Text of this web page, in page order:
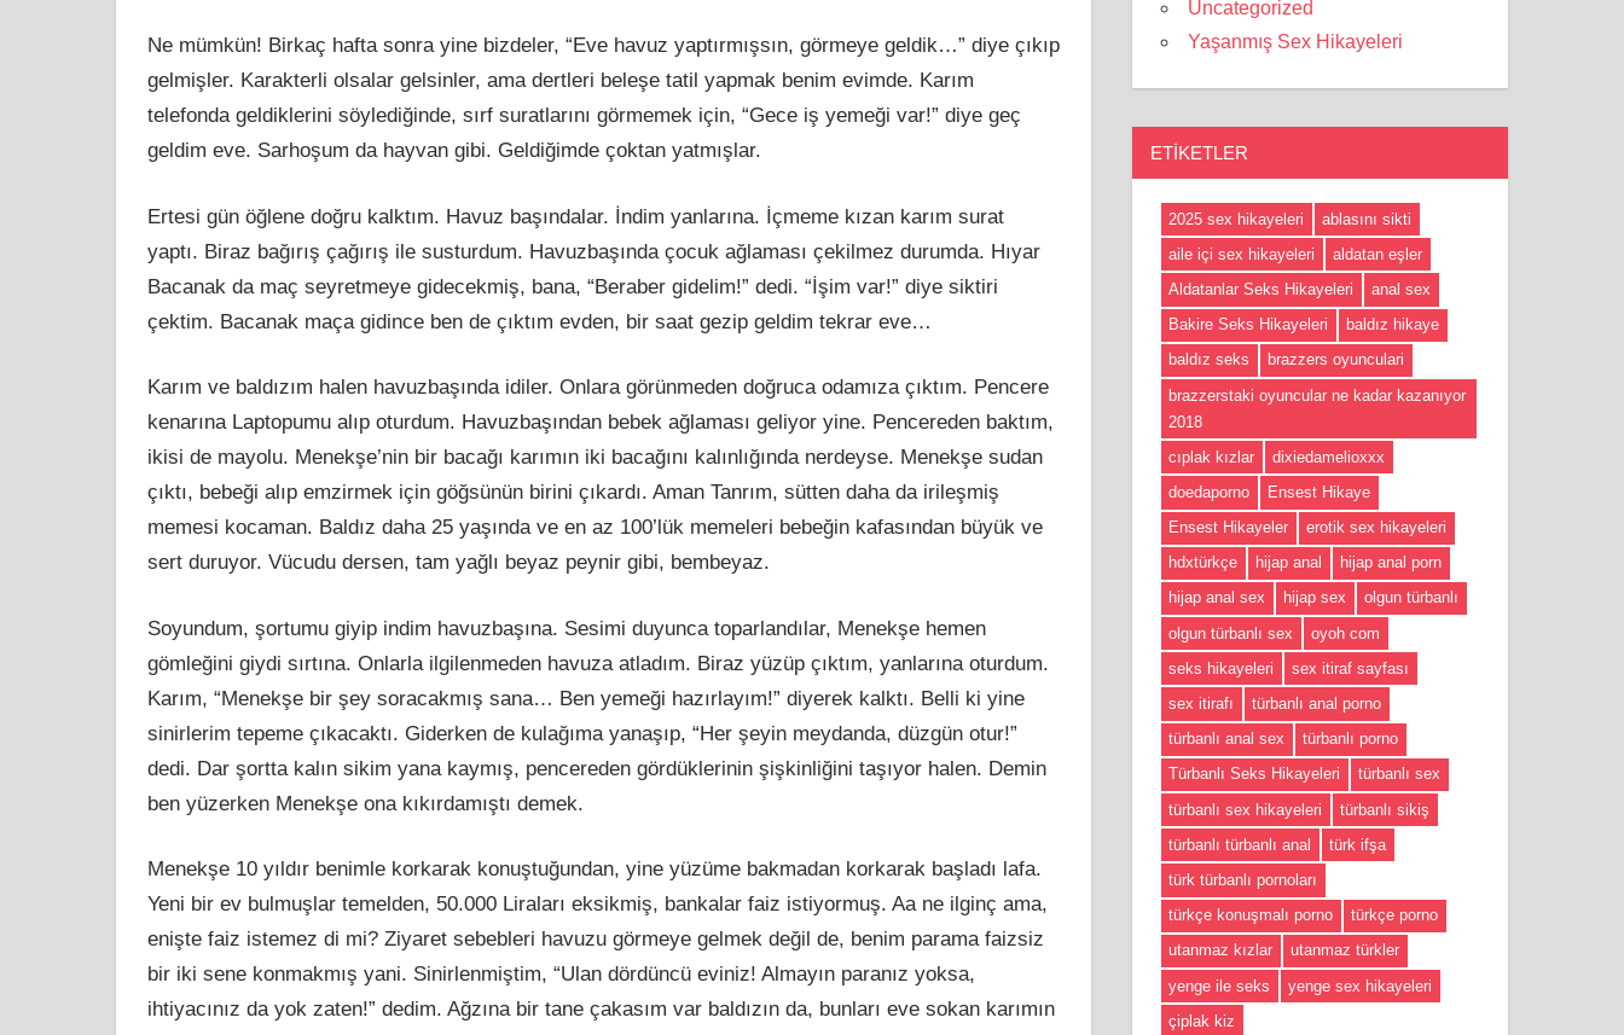
Ne mümkün! Birkaç hafta sonra yine bizdeler, “Eve havuz yaptırmışsın, görmeye geldik…” diye çıkıp
gelmişler. Karakterli olsalar gelsinler, ama dertleri beleşe tatil yapmak benim evimde. Karım
telefonda geldiklerini söylediğinde, sırfsuratlarını görmemek için, “Gece iş yemeği var!” diye geç
geldim eve. Sarhoşum da hayvan gibi. Geldiğimde çoktan yatmışlar.
Ertesi gün öğlene doğrukalktım. Havuz başındalar. İndim yanlarına. İçmeme kızan karım surat
yaptı. Biraz bağırış çağırış ile susturdum. Havuzbaşında çocuk ağlaması çekilmez durumda. Hıyar
Bacanak da maç seyretmeye gidecekmiş, bana, “Beraber gidelim!” dedi. “İşim var!” diye siktiri
çektim. Bacanak maça gidince ben de çıktım evden, bir saat gezip geldim tekrar eve…
Karım ve baldızım halen havuzbaşında idiler. Onlara görünmeden doğruca odamıza çıktım. Pencere
kenarına Laptopumu alıp oturdum. Havuzbaşından bebek ağlaması geliyor yine. Pencereden baktım,
ikisi de mayolu. Menekşe’nin bir bacağı karımın iki bacağını kal ınlığında nerdeyse. Menekşe sudan
çıktı, bebeği alıp emzirmekiçin göğsünün birini çıkardı. Aman Tanrım, sütten daha da irileşmiş
memesi kocaman. Baldız daha 25 yaşında ve en az 100’lük memeleri bebeğin kafasından büyük ve
sert duruyor. Vücudu dersen, tam yağlı beyaz peynir gibi, bembeyaz.
Soyundum, şortumu giyip indim havuzbaşına. Sesimi duyunca toparlandılar, Menekşe hemen
gömleğini giydi sırtına. Onlarla ilgilenmeden havuza atladım. Biraz yüzüp çıktım, yanlarına oturdum.
Karım, “Menekşe bir şey soracakmış sana… Ben yemeği hazırlayım!” diyerek kalktı. Belli ki yine
sinirlerim tepeme çıkacaktı. Giderken de kulağıma yanaşıp, “Her şeyin meydanda, düzgün otur!”
dedi. Dar şortta kalın sikim yana kaymış, pencereden gördüklerinin şişkinliğini taşıyor halen. Demin
ben yüzerken Menekşe ona kıkırdamıştı demek.
Menekşe 10 yıldır benimle korkarak konuştuğundan, yine yüzüme bakmadan korkarak başladı lafa.
Yeni bir ev bulmuşlar temelden, 50.000 Liraları eksikmiş, bankalar faiz istiyormuş. Aa ne ilginç ama,
enişte faiz istemez di mi? Ziyaret sebebleri havuzu görmeye gelmek değil de, benim parama faizsiz
bir iki sene konmakmış yani. Sinirlenmiştim, “Ulan dördüncü eviniz! Almayın paranız yoksa,
ihtiyacınız da yok zaten!” dedim. Ağzına bir tane çakasım var baldızın da, bunları eve sokan karımın
Uncategorized
Yaşanmış Sex Hikayeleri
ETIKETLER
2025 sex hikayeleri
ablasını sikti
aile içi sex hikayeleri
aldatan eşler
Aldatanlar Seks Hikayeleri
anal sex
Bakire Seks Hikayeleri
baldız hikaye
baldız seks
brazzers oyunculari
brazzerstaki oyuncular ne kadar kazanıyor
2018
cıplak kızlar
dixiedamelioxxx
doedaporno
Ensest Hikaye
Ensest Hikayeler
erotik sex hikayeleri
hdxtürkçe
hijap anal
hijap anal porn
hijap anal sex
hijap sex
olgun türbanlı
olgun türbanlı sex
oyoh com
seks hikayeleri
sex itiraf sayfası
sex itirafı
türbanlı anal porno
türbanlı anal sex
türbanlı porno
Türbanlı Seks Hikayeleri
türbanlı sex
türbanlı sex hikayeleri
türbanlı sikiş
türbanlı türbanlı anal
türk ifşa
türk türbanlı pornoları
türkçe konuşmalı porno
türkçe porno
utanmaz kızlar
utanmaz türkler
yenge ile seks
yenge sex hikayeleri
çiplak kiz